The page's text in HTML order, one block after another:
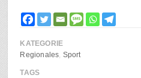
KATEGORIE
Regionales Sport
TAGS